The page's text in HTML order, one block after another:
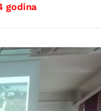
godina